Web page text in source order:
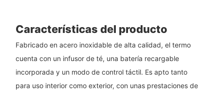
Características del producto
Fabricado en acero inoxidable de alta calidad, el termo
cuenta con un infusor de té, una batería recargable
incorporada y un modo de control táctil. Es apto tanto
para uso interior como exterior, con unas prestaciones de